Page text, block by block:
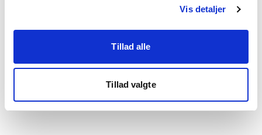
Vis detaljer
Tillad alle
Tillad valgte